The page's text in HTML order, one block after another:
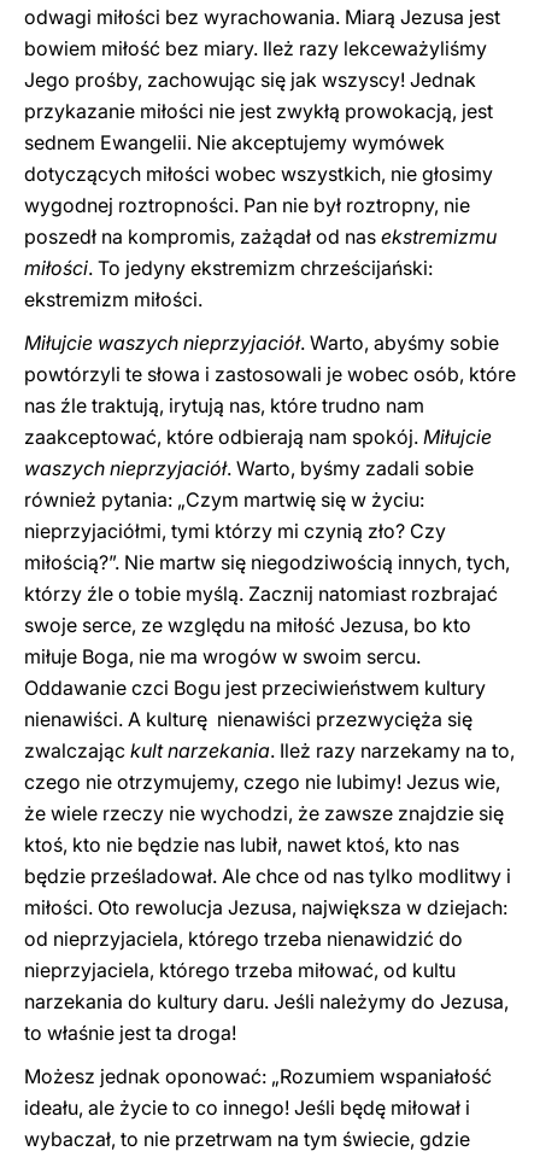
odwagi miłości bez wyrachowania. Miarą Jezusa jest
bowiem miłość bez miary. Ileż razy lekceważyliśmy
Jego prośby, zachowując się jak wszyscy! Jednak
przykazanie miłości nie jest zwykłą prowokacją, jest
sednem Ewangelii. Nie akceptujemy wymówek
dotyczących miłości wobec wszystkich, nie głosimy
wygodnej roztropności. Pan nie był roztropny, nie
poszedł na kompromis, zażądał od nas ekstremizmu
miłości. To jedyny ekstremizm chrześcijański:
ekstremizm miłości.
Miłujcie waszych nieprzyjaciół. Warto, abyśmy sobie
powtórzyli te słowa i zastosowali je wobec osób, które
nas źle traktują, irytują nas, które trudno nam
zaakceptować, które odbierają nam spokój. Miłujcie
waszych nieprzyjaciół. Warto, byśmy zadali sobie
również pytania: „Czym martwię się w życiu:
nieprzyjaciółmi, tymi którzy mi czynią zło? Czy
miłością?”. Nie martw się niegodziwością innych, tych,
którzy źle o tobie myślą. Zacznij natomiast rozbrajać
swoje serce, ze względu na miłość Jezusa, bo kto
miłuje Boga, nie ma wrogów w swoim sercu.
Oddawanie czci Bogu jest przeciwieństwem kultury
nienawiści. A kulturę nienawiści przezwycięża się
zwalczając kult narzekania. Ileż razy narzekamy na to,
czego nie otrzymujemy, czego nie lubimy! Jezus wie,
że wiele rzeczy nie wychodzi, że zawsze znajdzie się
ktoś, kto nie będzie nas lubił, nawet ktoś, kto nas
będzie prześladował. Ale chce od nas tylko modlitwy i
miłości. Oto rewolucja Jezusa, największa w dziejach:
od nieprzyjaciela, którego trzeba nienawidzić do
nieprzyjaciela, którego trzeba miłować, od kultu
narzekania do kultury daru. Jeśli należymy do Jezusa,
to właśnie jest ta droga!
Możesz jednak oponować: „Rozumiem wspaniałość
ideału, ale życie to co innego! Jeśli będę miłował i
wybaczał, to nie przetrwam na tym świecie, gdzie